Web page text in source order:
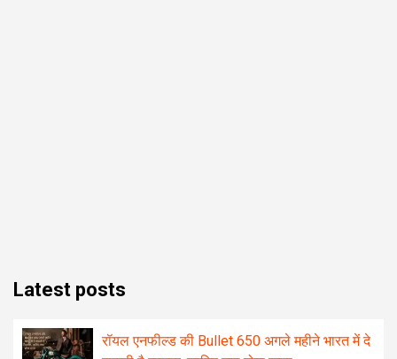
Latest posts
रॉयल एनफील्ड की Bullet 650 अगले महीने भारत में दे